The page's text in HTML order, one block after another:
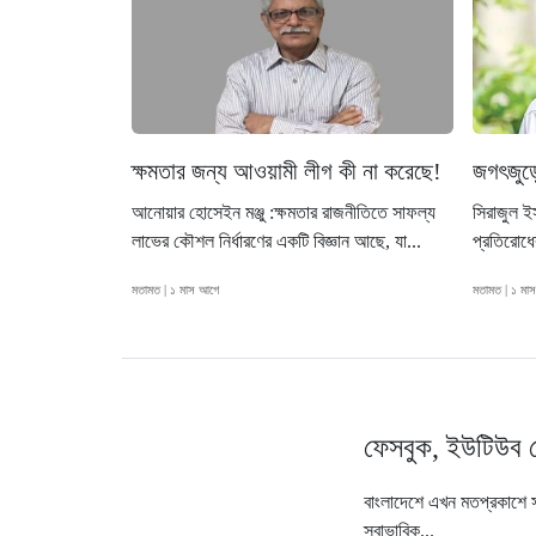
ক্ষমতার জন্য আওয়ামী লীগ কী না করেছে!
আনোয়ার হোসেইন মঞ্জু :ক্ষমতার রাজনীতিতে সাফল্য
লাভের কৌশল নির্ধারণের একটি বিজ্ঞান আছে, যা...
মতামত | ১ মাস আগে
সিরাজুল
মতামত | ১
ফেসবুক, ইউটিউব
বাংলাদেশে এখন মতপ্রকাশে
স্বাভাবিক...